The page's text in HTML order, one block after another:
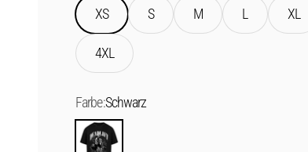
XS S M L XL
4XL
Farbe:Schwarz
Schwarz